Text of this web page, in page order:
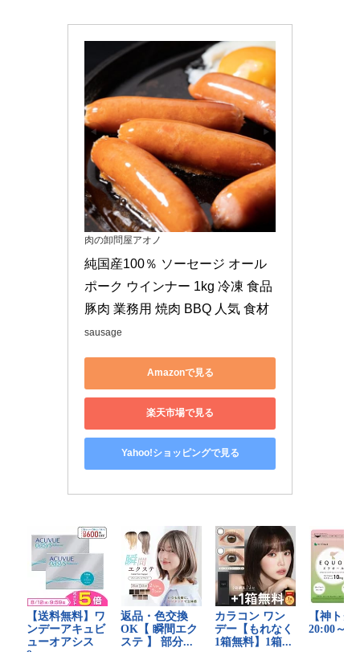
肉の卸問屋アオノ
純国産100％ ソーセージ オール
ポーク ウインナー 1kg 冷凍 食品
豚肉 業務用 焼肉 BBQ 人気 食材
sausage
Amazonで見る
楽天市場で見る
Yahoo!ショッピングで見る